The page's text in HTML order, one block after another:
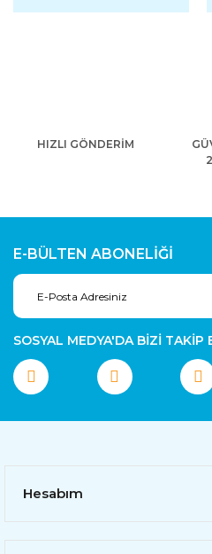
HIZLI GÖNDERİM
E-BÜLTEN ABONELİĞİ
SOSYAL MEDYA'DA BİZİ TAKİP
Hesabım